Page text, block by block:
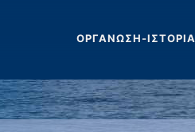
ΟΡΓΑΝΩΣΗ-ΙΣΤΟΡΙΑ